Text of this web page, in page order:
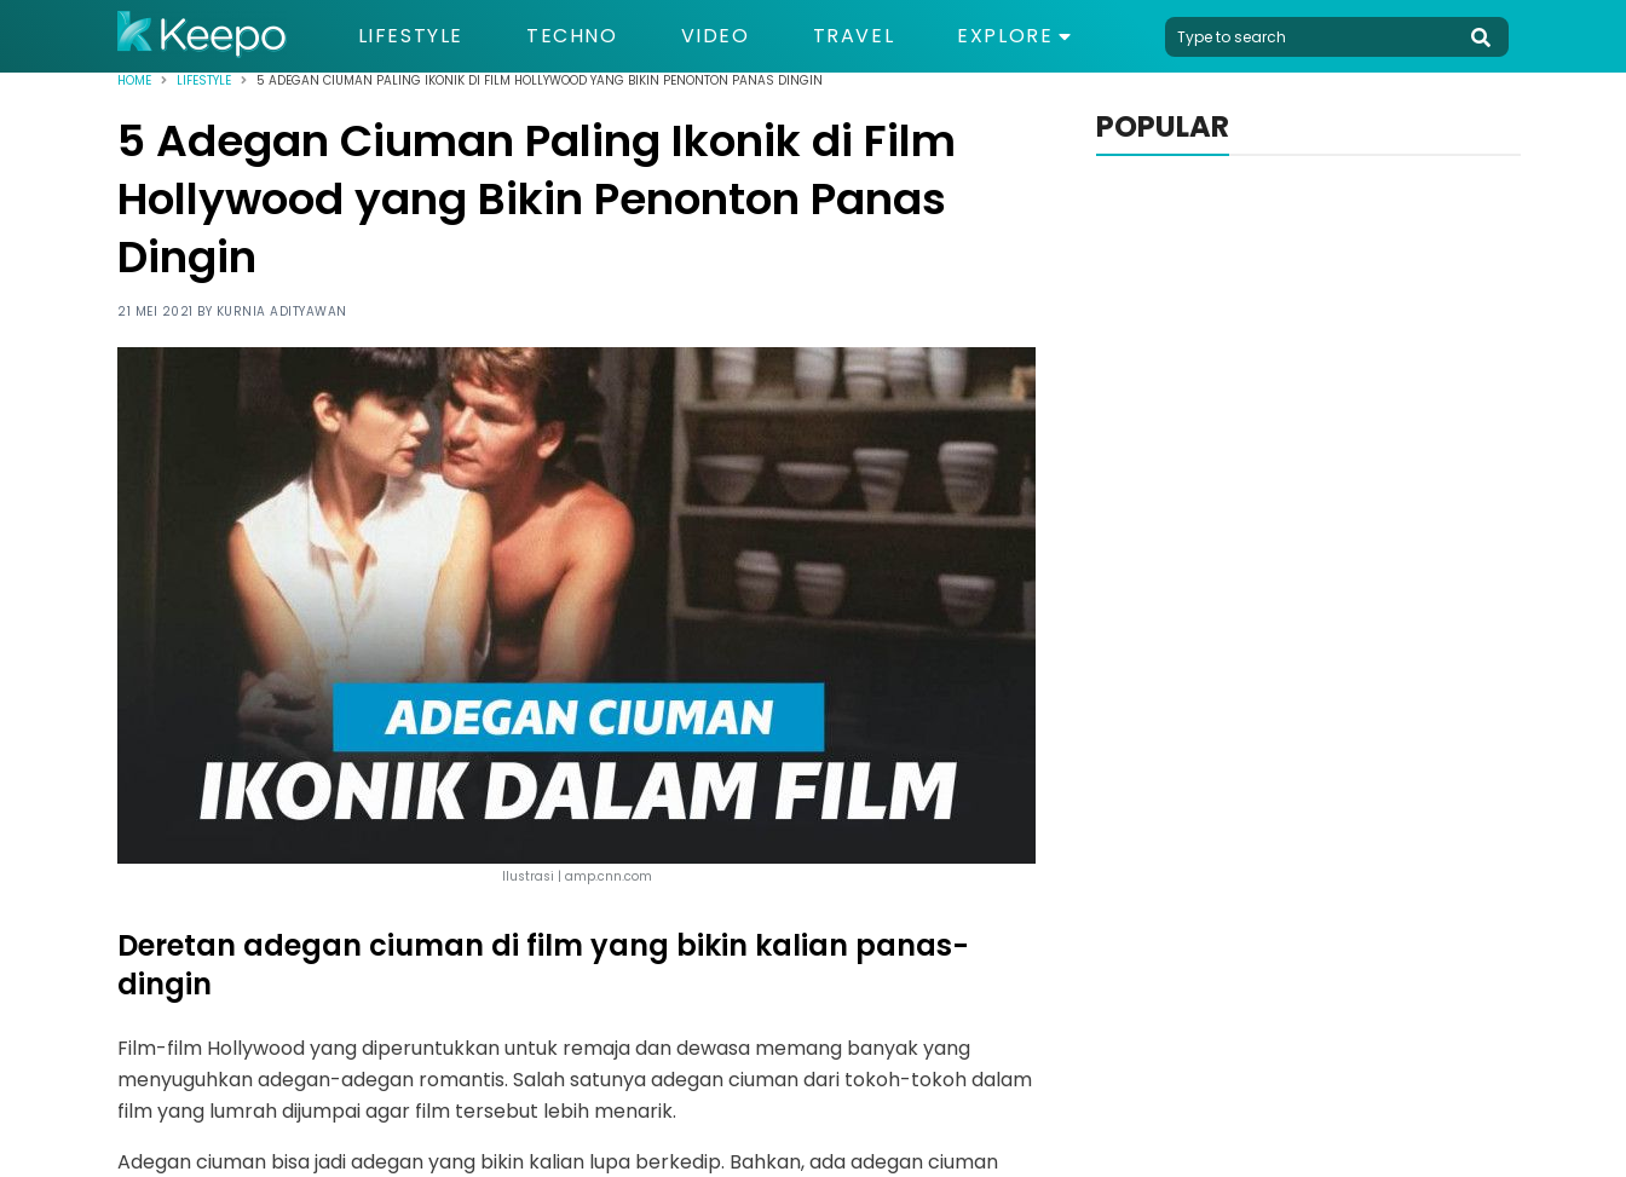
LIFESTYLE TECHNO VIDEO TRAVEL EXPLORE
HOME LIFESTYLE 5 ADEGAN CIUMAN PALING IKONIK DI FILM HOLLYWOOD YANG BIKIN PENONTON PANAS DINGIN
5 Adegan Ciuman Paling Ikonik di Film
Hollywood yang Bikin Penonton Panas
Dingin
21 MEI 2021 BY KURNIA ADITYAWAN
Ilustrasi | amp.cnn.com
Deretan adegan ciuman di film yang bikin kalian panas-
dingin
Film-film Hollywood yang diperuntukkan untuk remaja dan dewasa memang banyak yang
menyuguhkan adegan-adegan romantis. Salah satunya adegan ciuman dari tokoh-tokoh dalam
film yang lumrah dijumpai agar film tersebut lebih menarik.
Adegan ciuman bisa jadi adegan yang bikin kalian lupa berkedip. Bahkan, ada adegan ciuman
POPULAR